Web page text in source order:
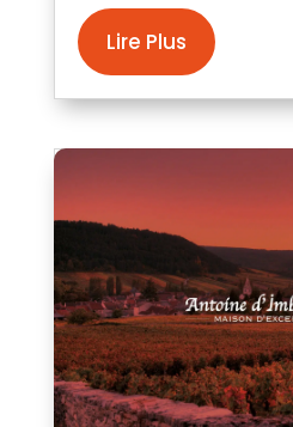
Lire Plus